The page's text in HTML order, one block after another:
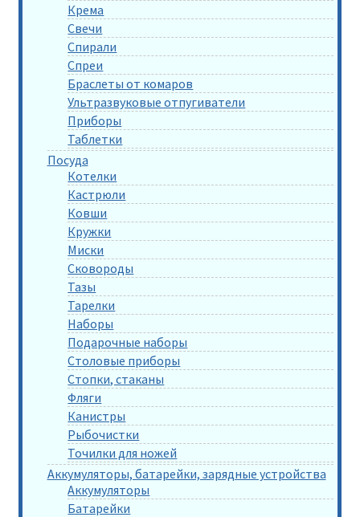
Крема
Свечи
Спирали
Спреи
Браслеты от комаров
Ультразвуковые отпугиватели
Приборы
Таблетки
Посуда
Котелки
Кастрюли
Ковши
Кружки
Миски
Сковороды
Тазы
Тарелки
Наборы
Подарочные наборы
Столовые приборы
Стопки, стаканы
Фляги
Канистры
Рыбочистки
Точилки для ножей
Аккумуляторы, батарейки, зарядные устройства
Аккумуляторы
Батарейки